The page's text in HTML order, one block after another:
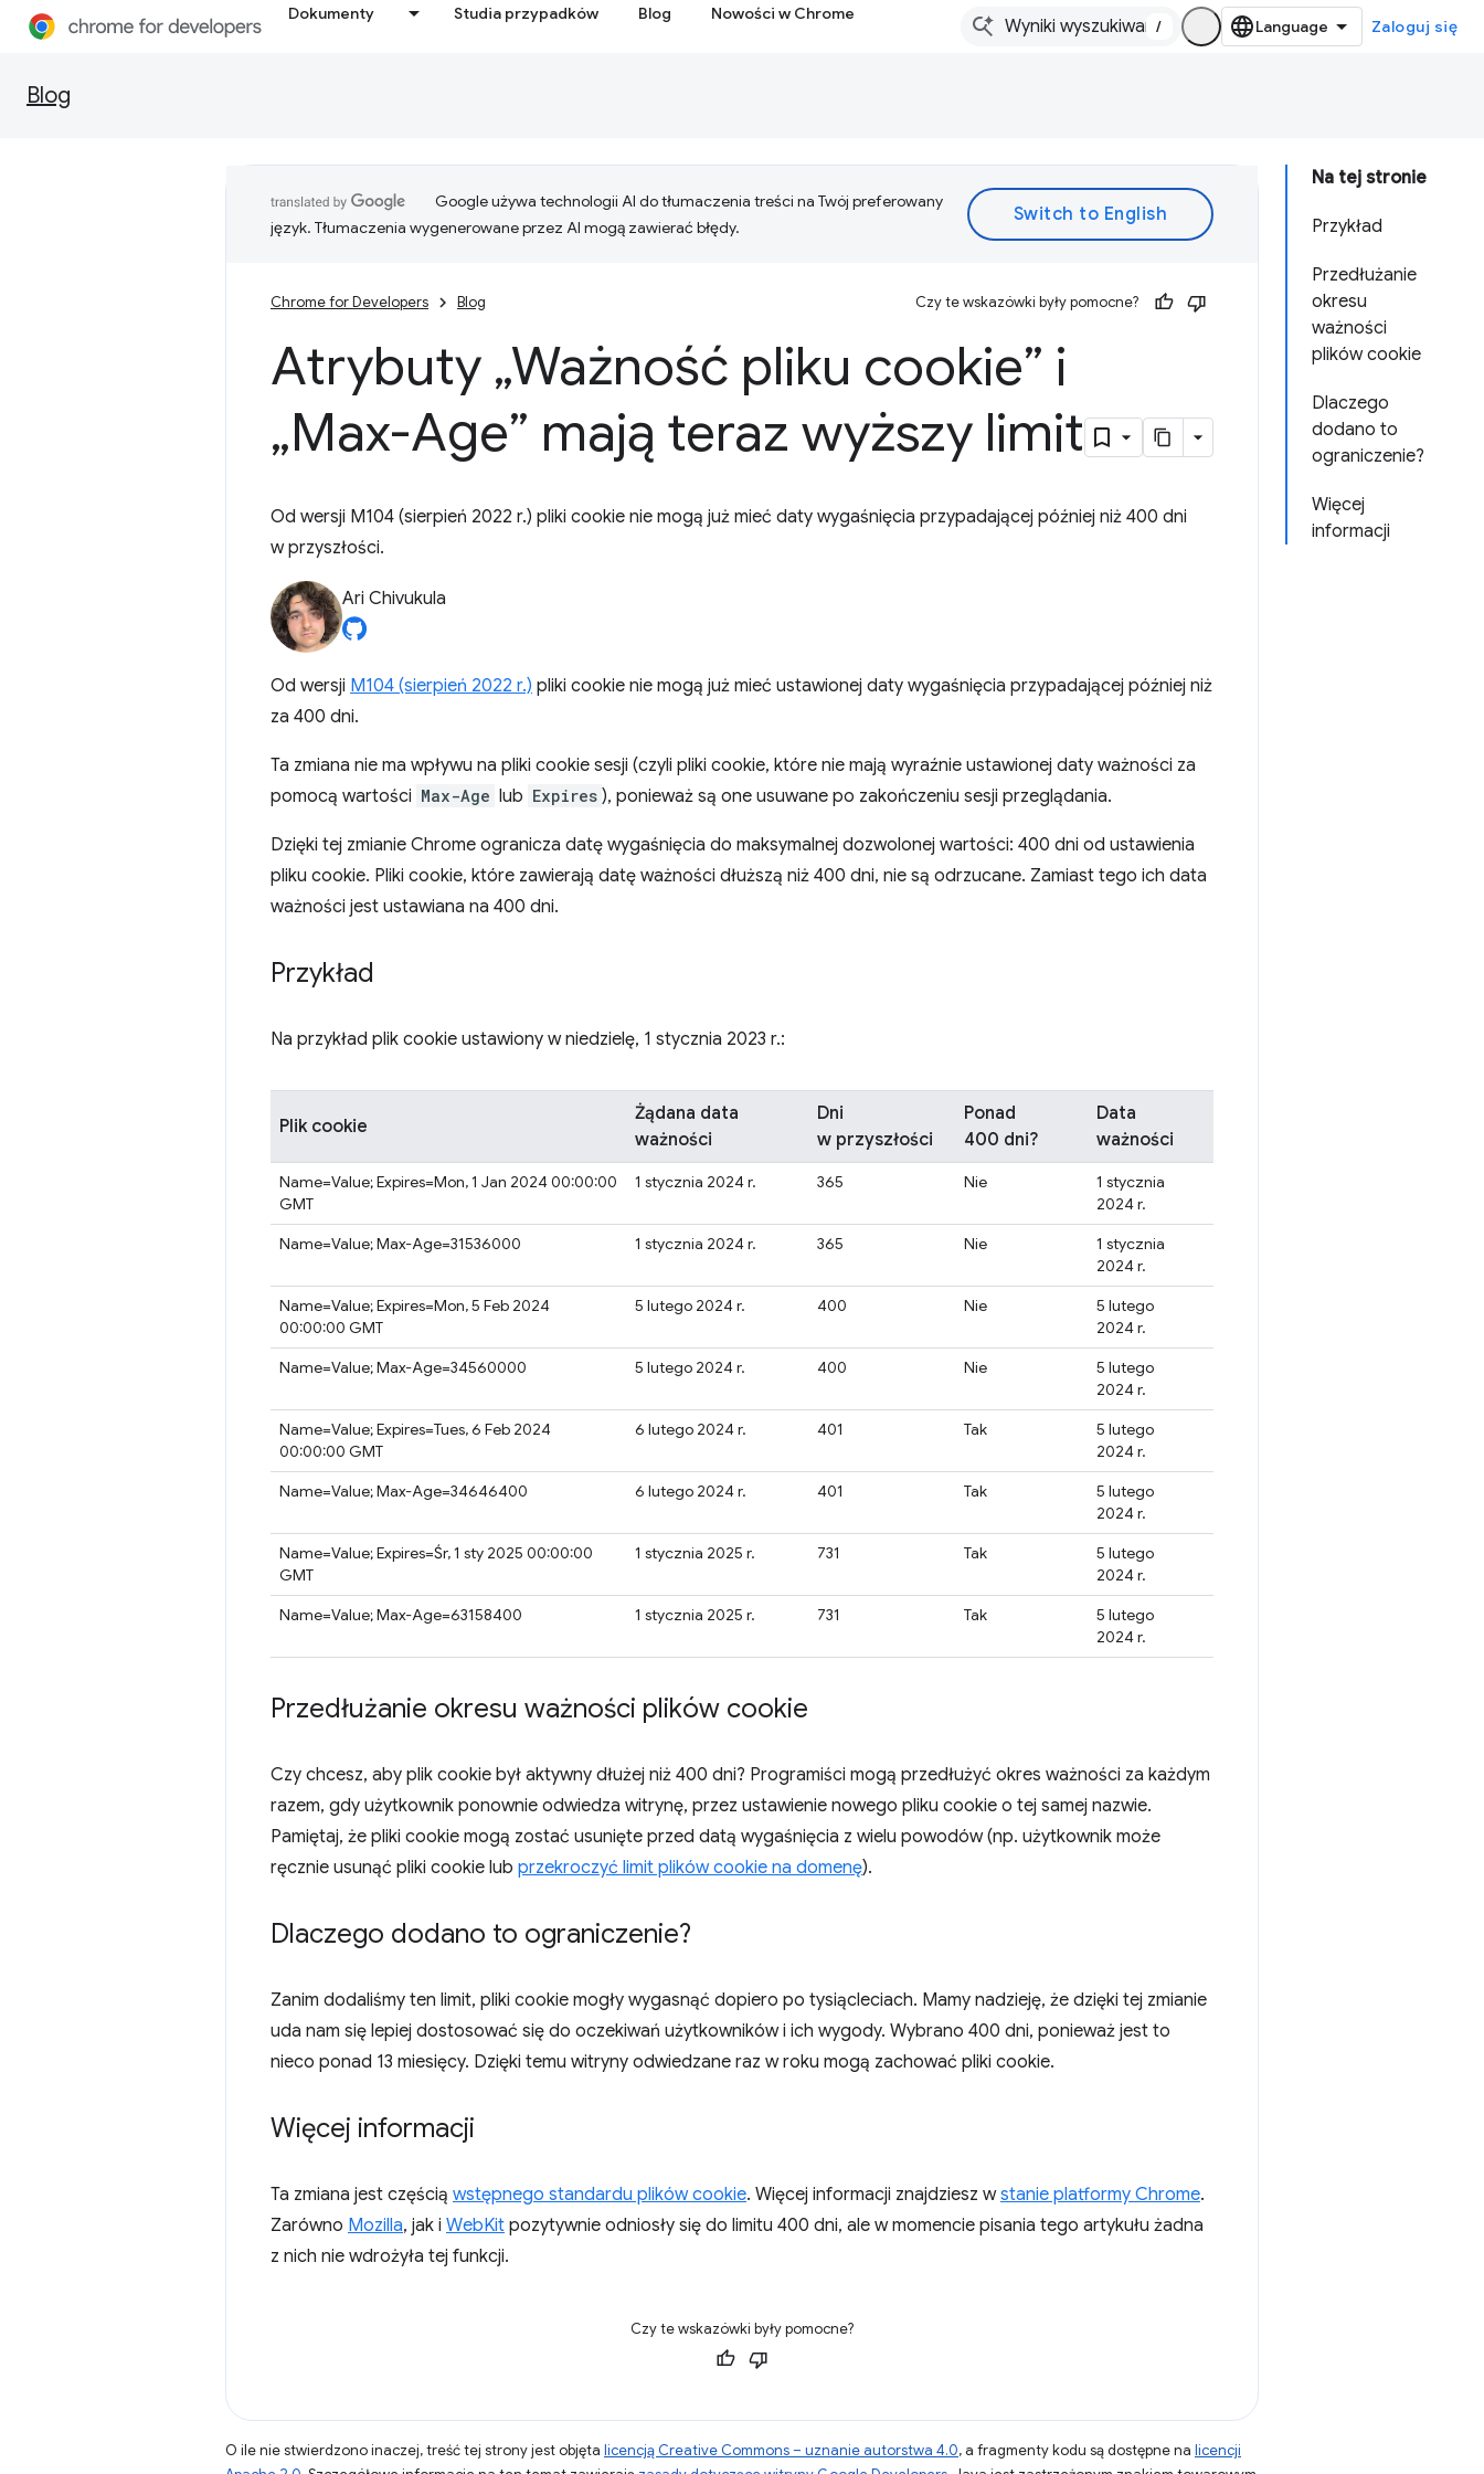
Dokumenty Studia przypadków Blog Nowości w Chrome
/ Zaloguj się
Blog
Na tej stronie
Przykład
Przedłużanie
okresu
ważności
plików cookie
Dlaczego
dodano to
ograniczenie?
Więcej
informacji
Google używa technologii AI do tłumaczenia treści na Twój preferowany
język. Tłumaczenia wygenerowane przez AI mogą zawierać błędy.
Chrome for Developers Blog Czy te wskazówki były pomocne?
Atrybuty „Ważność pliku cookie” i
„Max-Age” mają teraz wyższy limit
Od wersji M104 (sierpień 2022 r.) pliki cookie nie mogą już mieć daty wygaśnięcia przypadającej później niż 400 dni
w przyszłości.
Ari Chivukula
Od wersji M104 (sierpień 2022 r.) pliki cookie nie mogą już mieć ustawionej daty wygaśnięcia przypadającej później niż
za 400 dni.
Ta zmiana nie ma wpływu na pliki cookie sesji (czyli pliki cookie, które nie mają wyraźnie ustawionej daty ważności za
pomocą wartości Max-Age lub Expires ), ponieważ są one usuwane po zakończeniu sesji przeglądania.
Dzięki tej zmianie Chrome ogranicza datę wygaśnięcia do maksymalnej dozwolonej wartości: 400 dni od ustawienia
pliku cookie. Pliki cookie, które zawierają datę ważności dłuższą niż 400 dni, nie są odrzucane. Zamiast tego ich data
ważności jest ustawiana na 400 dni.
Przykład
Na przykład plik cookie ustawiony w niedzielę, 1 stycznia 2023 r.:
Plik cookie
Żądana data
ważności
Dni
w przyszłości
Ponad
400 dni?
Data
ważności
Name=Value; Expires=Mon, 1 Jan 2024 00:00:00
GMT
1 stycznia 2024 r. 365 Nie
1 stycznia
2024 r.
Name=Value; Max-Age=31536000
1 stycznia 2024 r. 365 Nie
1 stycznia
2024 r.
Name=Value; Expires=Mon, 5 Feb 2024
00:00:00 GMT
5 lutego 2024 r. 400 Nie
5 lutego
2024 r.
Name=Value; Max-Age=34560000
5 lutego 2024 r. 400 Nie
5 lutego
2024 r.
Name=Value; Expires=Tues, 6 Feb 2024
00:00:00 GMT
6 lutego 2024 r. 401 Tak
5 lutego
2024 r.
Name=Value; Max-Age=34646400
6 lutego 2024 r. 401 Tak
5 lutego
2024 r.
Name=Value; Expires=Śr, 1 sty 2025 00:00:00
GMT
1 stycznia 2025 r. 731 Tak
5 lutego
2024 r.
Name=Value; Max-Age=63158400
1 stycznia 2025 r. 731 Tak
5 lutego
2024 r.
Przedłużanie okresu ważności plików cookie
Czy chcesz, aby plik cookie był aktywny dłużej niż 400 dni? Programiści mogą przedłużyć okres ważności za każdym
razem, gdy użytkownik ponownie odwiedza witrynę, przez ustawienie nowego pliku cookie o tej samej nazwie.
Pamiętaj, że pliki cookie mogą zostać usunięte przed datą wygaśnięcia z wielu powodów (np. użytkownik może
ręcznie usunąć pliki cookie lub przekroczyć limit plików cookie na domenę).
Dlaczego dodano to ograniczenie?
Zanim dodaliśmy ten limit, pliki cookie mogły wygasnąć dopiero po tysiącleciach. Mamy nadzieję, że dzięki tej zmianie
uda nam się lepiej dostosować się do oczekiwań użytkowników i ich wygody. Wybrano 400 dni, ponieważ jest to
nieco ponad 13 miesięcy. Dzięki temu witryny odwiedzane raz w roku mogą zachować pliki cookie.
Więcej informacji
Ta zmiana jest częścią wstępnego standardu plików cookie. Więcej informacji znajdziesz wstanie platformy Chrome.
Zarówno Mozilla, jak i WebKit pozytywnie odniosły się do limitu 400 dni, ale w momencie pisania tego artykułu żadna
z nich nie wdrożyła tej funkcji.
Czy te wskazówki były pomocne?
O ile nie stwierdzono inaczej, treść tej strony jest objęta licencją Creative Commons – uznanie autorstwa 4.0, a fragmenty kodu są dostępne na licencji